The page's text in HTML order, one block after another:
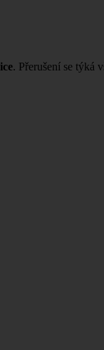
. Přerušení se týká